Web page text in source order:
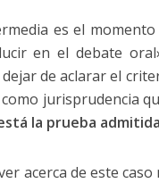
es el
en el debate
de aclarar el
jurisprudencia
la prueba admitida
acerca de este